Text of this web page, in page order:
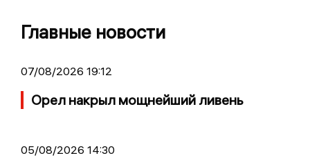
Главные новости
07/08/2026 19:12
Орел накрыл мощнейший ливень
05/08/2026 14:30